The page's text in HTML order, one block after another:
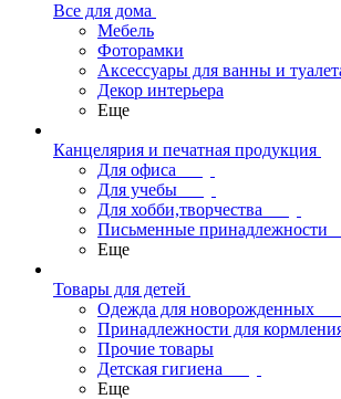
Все для дома
Мебель
Фоторамки
Аксессуары для ванны и
Декор интерьера
Еще
Канцелярия и печатная продукция
Для офиса
Для учебы
Для хобби,творчества
Письменные принадлежности
Еще
Товары для детей
Одежда для новорожденных
Принадлежности для
Прочие товары
Детская гигиена
Еще